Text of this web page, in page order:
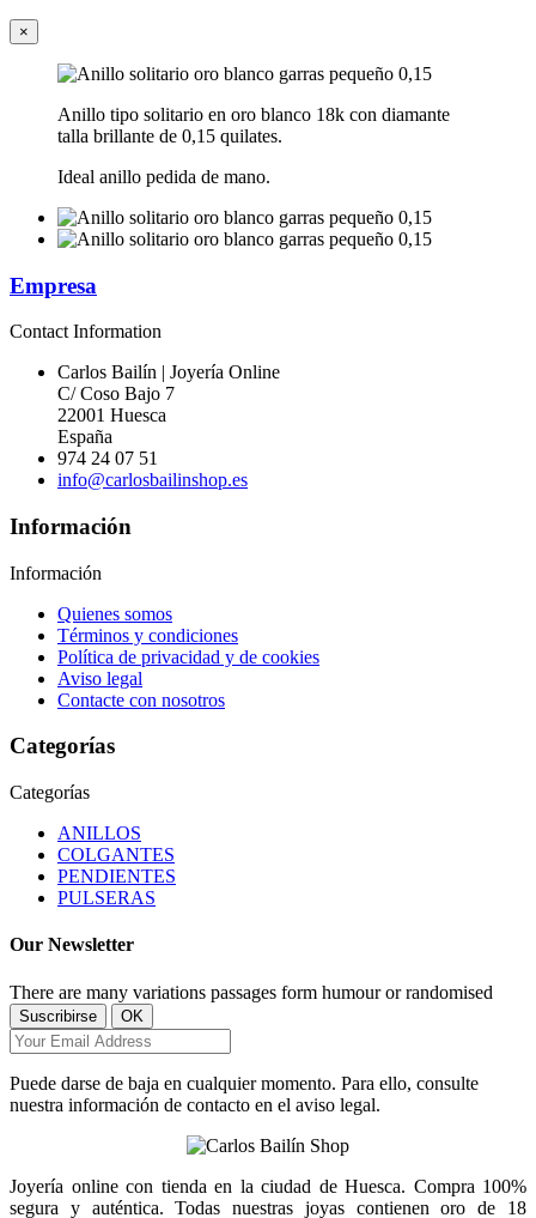
×
Anillo tipo solitario en oro blanco 18k con diamante
talla brillante de 0,15 quilates.
Ideal anillo pedida de mano.
Empresa
Contact Information
Carlos Bailín | Joyería Online
C/ Coso Bajo 7
22001 Huesca
España
974 24 07 51
info@carlosbailinshop.es
Información
Información
Quienes somos
Términos y condiciones
Política de privacidad y de cookies
Aviso legal
Contacte con nosotros
Categorías
Categorías
ANILLOS
COLGANTES
PENDIENTES
PULSERAS
Our Newsletter
There are many variations passages form humour or randomised
Puede darse de baja en cualquier momento. Para ello, consulte
nuestra información de contacto en el aviso legal.
Joyería online con tienda en la ciudad de Huesca. Compra 100%
segura y auténtica. Todas nuestras joyas contienen oro de 18